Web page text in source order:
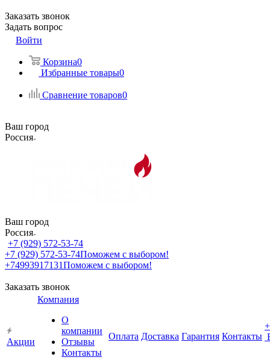
Заказать звонок
Задать вопрос
Войти
Корзина0
Избранные товары0
Сравнение товаров0
Ваш город
Россия
Ваш город
Россия
+7 (929) 572-53-74
+7 (929) 572-53-74Поможем с выбором!
+74993917131Поможем с выбором!
Заказать звонок
Акции
Компания
О
компании
Отзывы
Контакты
Оплата Доставка Гарантия Контакты
+